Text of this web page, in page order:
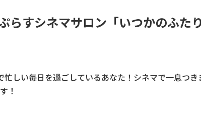
らすシネマサロン「いつかのふたり
忙しい毎日を過ごしているあなた！シネマで一息つき
！